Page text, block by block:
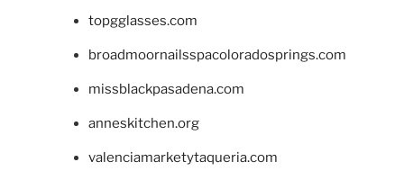
topgglasses.com
broadmoornailsspacoloradosprings.com
missblackpasadena.com
anneskitchen.org
valenciamarketytaqueria.com